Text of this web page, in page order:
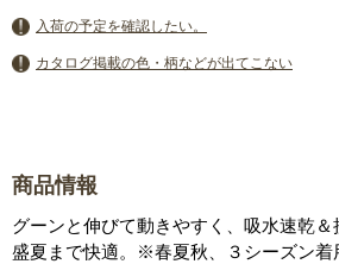
入荷の予定を確認したい。
カタログ掲載の色・柄などが出てこない
商品情報
グーンと伸びて動きやすく、吸水速乾
盛夏まで快適。※春夏秋、３シーズン着